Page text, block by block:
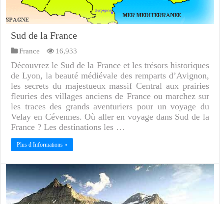
Sud de la France
France 16,933
Découvrez le Sud de la France et les trésors historiques
de Lyon, la beauté médiévale des remparts d’Avignon,
les secrets du majestueux massif Central aux prairies
fleuries des villages anciens de France ou marchez sur
les traces des grands aventuriers pour un voyage du
Velay en Cévennes. Où aller en voyage dans Sud de la
France ? Les destinations les …
Plus d Informations »